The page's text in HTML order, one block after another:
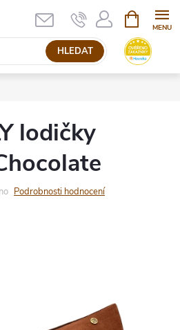
HLEDAT
NÁKUPNÍ
KOŠÍK
lodičky
Podrobnosti hodnocení